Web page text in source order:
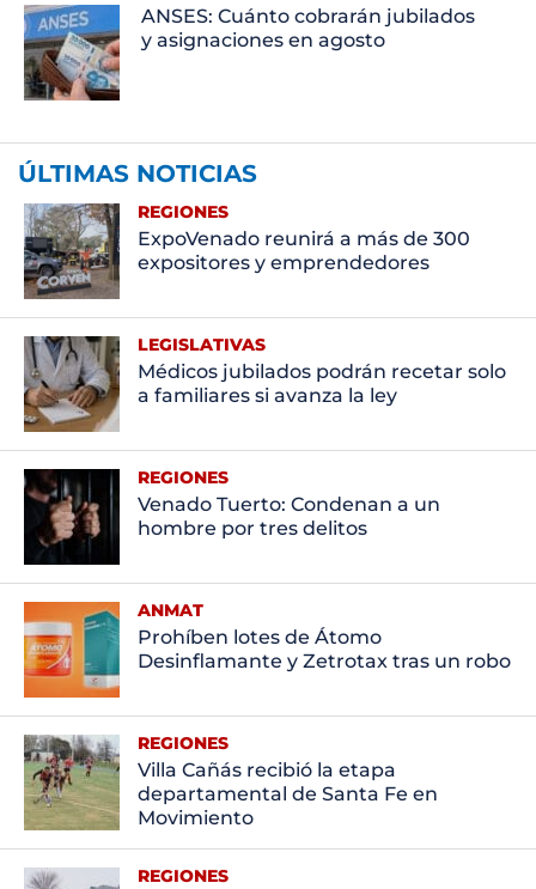
ANSES: Cuánto cobrarán jubilados
y asignaciones en agosto
ÚLTIMAS NOTICIAS
REGIONES
ExpoVenado reunirá a más de 300
expositores y emprendedores
LEGISLATIVAS
Médicos jubilados podrán recetar solo
a familiares si avanza la ley
REGIONES
Venado Tuerto: Condenan a un
hombre por tres delitos
ANMAT
Prohíben lotes de Átomo
Desinflamante y Zetrotax tras un robo
REGIONES
Villa Cañás recibió la etapa
departamental de Santa Fe en
Movimiento
REGIONES